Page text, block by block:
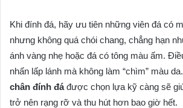
Khi đính đá, hãy ưu tiên những viên đá có
nhưng không quá chói chang, chẳng hạn
ánh vàng nhẹ hoặc đá có tông màu ấm.
nhấn lấp lánh mà không làm “chìm” màu
chân đính đáđược chọn lựa kỹ càng sẽ
trở nên rạng rỡ và thu hút hơn bao giờ hết.